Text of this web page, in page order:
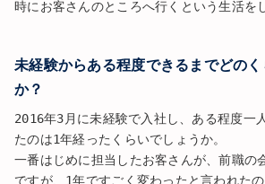
時にお客さんのところへ行くという生活を
未経験からある程度できるまでどの
か？
2016年3月に未経験で入社し、ある程度一
たのは1年経ったくらいでしょうか。
一番はじめに担当したお客さんが、前職の
ですが、1年ですごく変わったと言われたの